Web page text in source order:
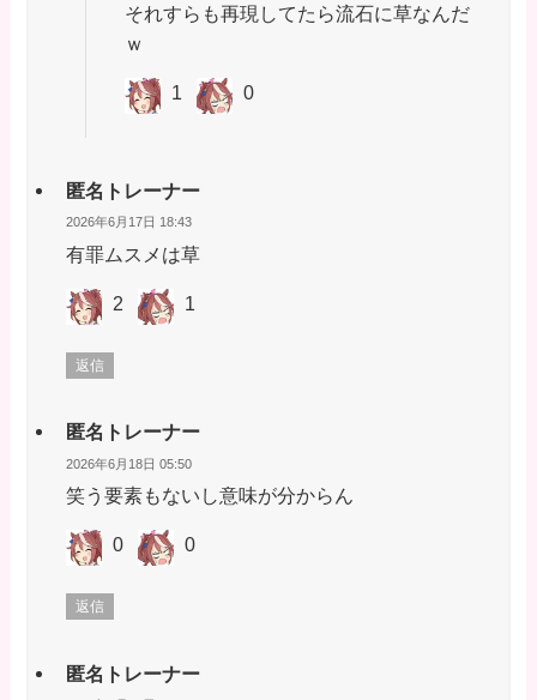
それすらも再現してたら流石に草なんだ
ｗ
1 0
匿名トレーナー
2026年6月17日 18:43
有罪ムスメは草
2 1
返信
匿名トレーナー
2026年6月18日 05:50
笑う要素もないし意味が分からん
0 0
返信
匿名トレーナー